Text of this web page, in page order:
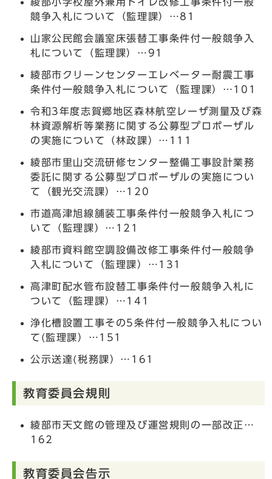
競争入札について（監理課）…81
山家公民館会議室床張替工事条件付一般競争入
札について（監理課）…91
綾部市クリーンセンターエレベーター耐震工事
条件付一般競争入札について（監理課）…101
令和3年度志賀郷地区森林航空レーザ測量及び森
林資源解析等業務に関する公募型プロポーザル
の実施について（林政課）…111
綾部市里山交流研修センター整備工事設計業務
委託に関する公募型プロポーザルの実施につい
て（観光交流課）…120
市道高津旭線舗装工事条件付一般競争入札につ
いて（監理課）…121
綾部市資料館空調設備改修工事条件付一般競争
入札について（監理課）…131
高津町配水管布設替工事条件付一般競争入札に
ついて（監理課）…141
浄化槽設置工事その5条件付一般競争入札につい
て(監理課）…151
公示送達(税務課）…161
教育委員会規則
綾部市天文館の管理及び運営規則の一部改正…
162
教育委員会告示